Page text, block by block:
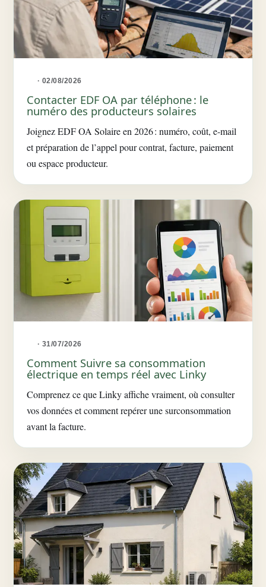
· 02/08/2026
Contacter EDF OA par téléphone : le
numéro des producteurs solaires
Joignez EDF OA Solaire en 2026 : numéro, coût, e-mail
et préparation de l’appel pour contrat, facture, paiement
ou espace producteur.
· 31/07/2026
Comment Suivre sa consommation
électrique en temps réel avec Linky
Comprenez ce que Linky affiche vraiment, où consulter
vos données et comment repérer une surconsommation
avant la facture.